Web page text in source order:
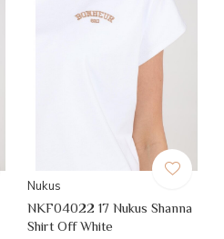
Nukus
NKF04022 17 Nukus Shanna
Shirt Off White